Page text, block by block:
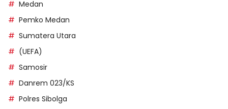
Medan
Pemko Medan
Sumatera Utara
(UEFA)
Samosir
Danrem 023/KS
Polres Sibolga